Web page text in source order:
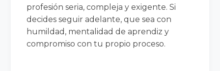
profesión seria, compleja y exigente. Si
decides seguir adelante, que sea con
humildad, mentalidad de aprendiz y
compromiso con tu propio proceso.